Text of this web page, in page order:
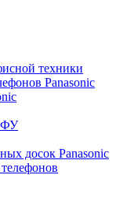
техники
Panasonic
досок Panasonic